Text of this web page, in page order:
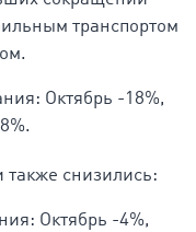
транспортом
Октябрь -18%,
снизились:
Октябрь -4%,